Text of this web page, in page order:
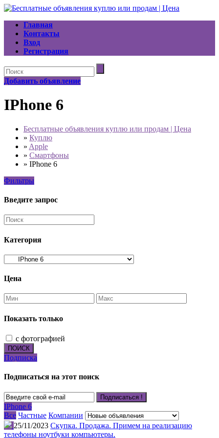
Главная
Контакты
Вход
Регистрация
Добавить объявление
IPhone 6
Бесплатные объявления куплю или продам | Цена
» Куплю
» Apple
» Смартфоны
» IPhone 6
Фильтры
Введите запрос
Категория
Цена
Показать только
с фотографией
ПОИСК
Подписка
Подписаться на этот поиск
Подписаться !
IPhone 6
Все Частные Компании
25/11/2023 Скупка. Продажа. Примем на реализацию
телефоны ноутбуки компьютеры.